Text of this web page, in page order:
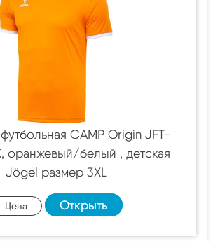
CAMP Origin JFT-
оранжевый/белый , детская
Jögel размер 3XL
Цена Открыть